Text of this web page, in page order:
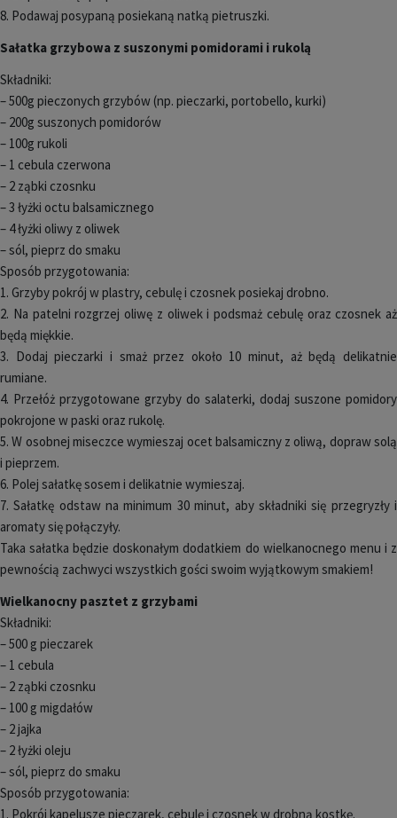
8. Podawaj posypaną posiekaną natką pietruszki.
Sałatka grzybowa z suszonymi pomidorami i rukolą
Składniki:
– 500g pieczonych grzybów (np. pieczarki, portobello, kurki)
– 200g suszonych pomidorów
– 100g rukoli
– 1 cebula czerwona
– 2 ząbki czosnku
– 3 łyżki octu balsamicznego
– 4 łyżki oliwy z oliwek
– sól, pieprz do smaku
Sposób przygotowania:
1. Grzyby pokrój w plastry, cebulę i czosnek posiekaj drobno.
2. Na patelni rozgrzej oliwę z oliwek i podsmaż cebulę oraz czosnek aż
będą miękkie.
3. Dodaj pieczarki i smaż przez około 10 minut, aż będą delikatnie
rumiane.
4. Przełóż przygotowane grzyby do salaterki, dodaj suszone pomidory
pokrojone w paski oraz rukolę.
5. W osobnej miseczce wymieszaj ocet balsamiczny z oliwą, dopraw solą
i pieprzem.
6. Polej sałatkę sosem i delikatnie wymieszaj.
7. Sałatkę odstaw na minimum 30 minut, aby składniki się przegryzły i
aromaty się połączyły.
Taka sałatka będzie doskonałym dodatkiem do wielkanocnego menu i z
pewnością zachwyci wszystkich gości swoim wyjątkowym smakiem!
Wielkanocny pasztet z grzybami
Składniki:
– 500 g pieczarek
– 1 cebula
– 2 ząbki czosnku
– 100 g migdałów
– 2 jajka
– 2 łyżki oleju
– sól, pieprz do smaku
Sposób przygotowania:
1. Pokrój kapelusze pieczarek, cebulę i czosnek w drobną kostkę.